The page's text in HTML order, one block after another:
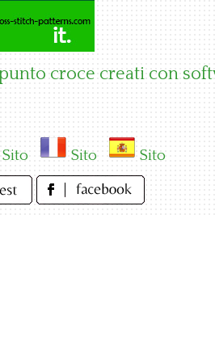
croce creati con
Sito Sito Sito